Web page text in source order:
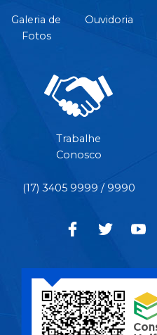
Galeria de
Fotos
Ouvidoria
Trabalhe
Conosco
(17) 3405 9999 / 9990